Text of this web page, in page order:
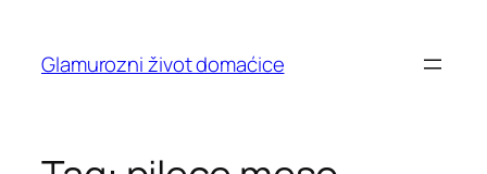
content
Glamurozni život domaćice